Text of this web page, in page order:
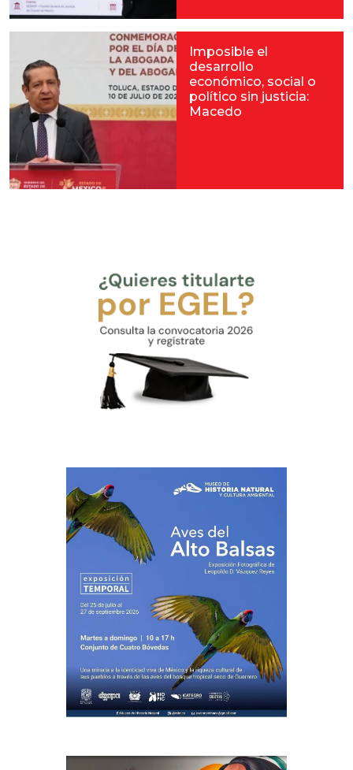
Imposible el
desarrollo
económico, social o
político sin justicia:
Macedo